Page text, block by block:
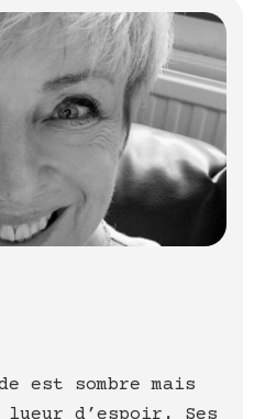
est sombre mais
lueur d’espoir. Ses